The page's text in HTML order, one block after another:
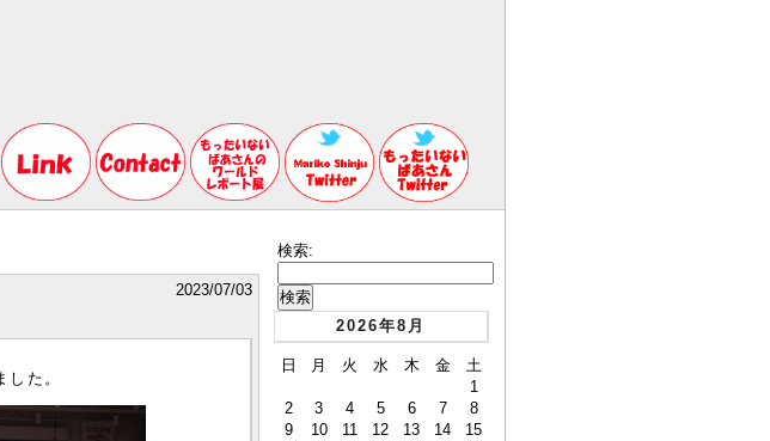
2023/07/03
た。
検索:
2026年8月
日 月 火 水 木 金 土
1
2
3 4 5 6 7
8
9
10 11 12 13 14
15